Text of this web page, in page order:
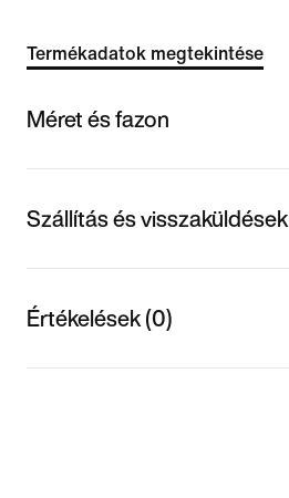
Termékadatok megtekintése
Méret és fazon
Szállítás és visszaküldések
Értékelések (0)